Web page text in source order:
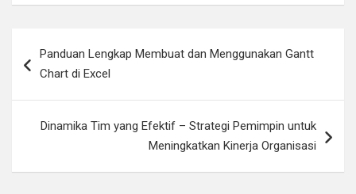
posPanduan Lengkap Membuat dan Menggunakan Gantt
Chart di Excel
Dinamika Tim yang Efektif – Strategi Pemimpin untuk
Meningkatkan Kinerja Organisasi